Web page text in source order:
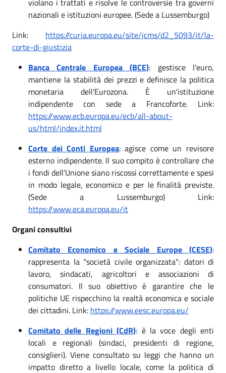
nazionali e istituzioni europee. (Sede a Lussemburgo)
Link: https://curia.europa.eu/site/jcms/d2_5093/it/la-
corte-di-giustizia
Banca Centrale Europea (BCE): gestisce l'euro,
mantiene la stabilità dei prezzi e definisce la politica
monetaria dell'Eurozona. È un'istituzione
indipendente con sede a Francoforte. Link:
https://www.ecb.europa.eu/ecb/all-about-
us/html/index.it.html
Corte dei Conti Europea: agisce come un revisore
esterno indipendente. Il suo compito è controllare che
i fondi dell'Unione siano riscossi correttamente e spesi
in modo legale, economico e per le finalità previste.
(Sede a Lussemburgo) Link:
https://www.eca.europa.eu/it
Organi consultivi
Comitato Economico e Sociale Europe (CESE):
rappresenta la "società civile organizzata": datori di
lavoro, sindacati, agricoltori e associazioni di
consumatori. Il suo obiettivo è garantire che le
politiche UE rispecchino la realtà economica e sociale
dei cittadini. Link: https://www.eesc.europa.eu/
Comitato delle Regioni (CdR): è la voce degli enti
locali e regionali (sindaci, presidenti di regione,
consiglieri). Viene consultato su leggi che hanno un
impatto diretto a livello locale, come la politica di